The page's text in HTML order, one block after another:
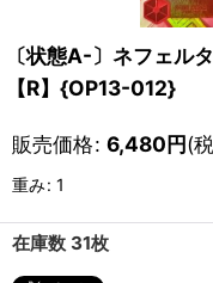
〔状態A-〕ネフェ
【R】{OP13-012}
販売価格: 6,480円(
重み: 1
在庫数 31枚